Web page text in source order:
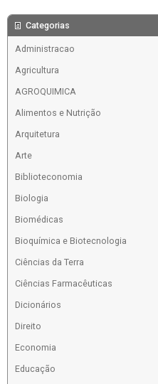
Categorias
Administracao
Agricultura
AGROQUIMICA
Alimentos e Nutrição
Arquitetura
Arte
Biblioteconomia
Biologia
Biomédicas
Bioquímica e Biotecnologia
Ciências da Terra
Ciências Farmacêuticas
Dicionários
Direito
Economia
Educação